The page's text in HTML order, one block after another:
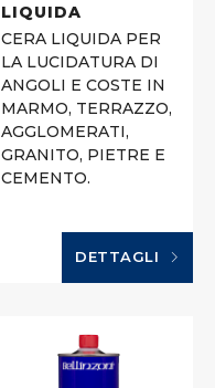
LIQUIDA
CERA LIQUIDA PER
LA LUCIDATURA DI
ANGOLI E COSTE IN
MARMO, TERRAZZO,
AGGLOMERATI,
GRANITO, PIETRE E
CEMENTO.
DETTAGLI